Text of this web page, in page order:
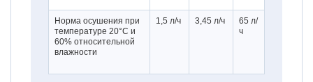
Норма осушения при
температуре 20°С и
60% относительной
влажности
1,5 л/ч 3,45 л/ч
65 л/
ч